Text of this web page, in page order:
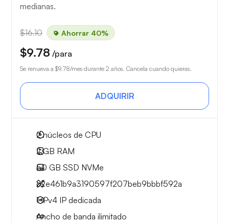
medianas.
$16.10 Ahorrar 40%
$9.78 /para
Se renueva a $9.78/mes durante 2 años. Cancela cuando quieras.
ADQUIRIR
2núcleos de CPU
2 GB RAM
50 GB SSD NVMe
c2e461b9a3190597f207beb9bbbf592a
1 IPv4 IP dedicada
Ancho de banda ilimitado